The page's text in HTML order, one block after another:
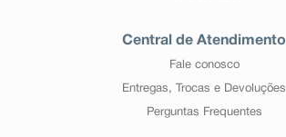
Central de Atendimento
Fale conosco
Entregas, Trocas e Devoluções
Perguntas Frequentes